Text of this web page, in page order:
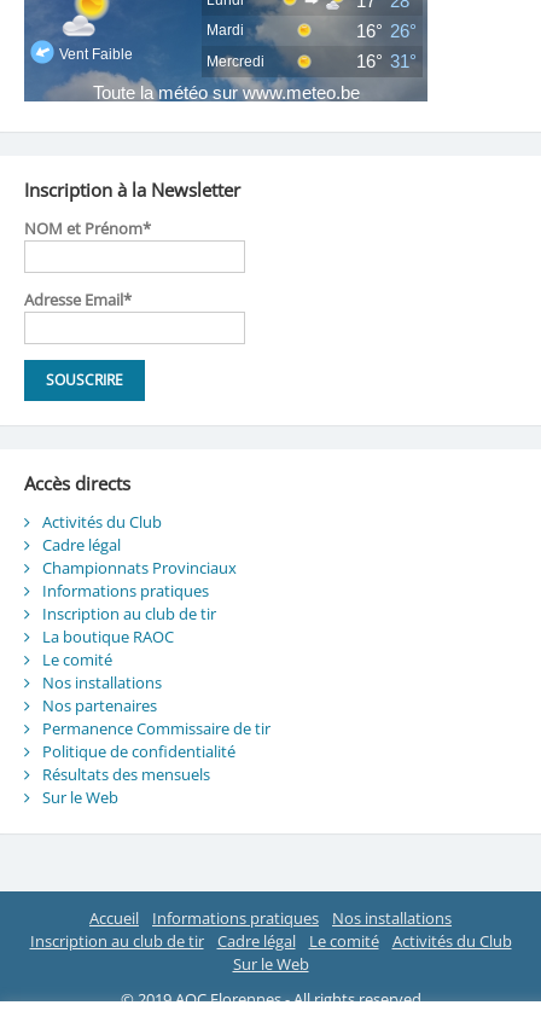
Inscription à la Newsletter
NOM et Prénom*
Adresse Email*
Accès directs
Activités du Club
Cadre légal
Championnats Provinciaux
Informations pratiques
Inscription au club de tir
La boutique RAOC
Le comité
Nos installations
Nos partenaires
Permanence Commissaire de tir
Politique de confidentialité
Résultats des mensuels
Sur le Web
Accueil Informations pratiques
Nos installations
Inscription au club de tir
Cadre légal Le comité
Activités du Club
Sur le Web
© 2019 AOC Florennes - All rights reserved